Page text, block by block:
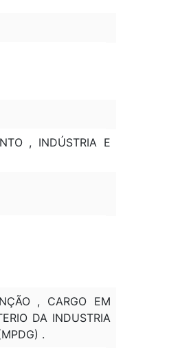
, INDÚSTRIA E
, CARGO EM
DA INDUSTRIA
.